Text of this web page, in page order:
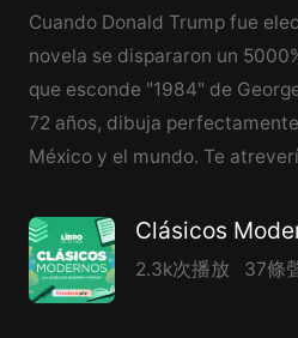
Cuando Donald Trump fue
novela se dispararon un
que esconde "1984" de
72 años, dibuja
México y el mundo. Te
2.3k次播放 37條